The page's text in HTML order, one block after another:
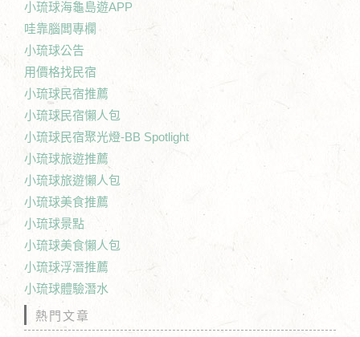
小琉球海龜島遊APP
哇靠腦闆專欄
小琉球公告
用價格找民宿
小琉球民宿推薦
小琉球民宿懶人包
小琉球民宿聚光燈-BB Spotlight
小琉球旅遊推薦
小琉球旅遊懶人包
小琉球美食推薦
小琉球景點
小琉球美食懶人包
小琉球浮潛推薦
小琉球體驗潛水
熱門文章